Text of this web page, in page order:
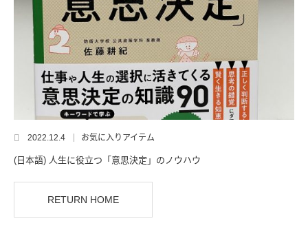
2022.12.4 お気に入りアイテム
(日本語) 人生に役立つ「意思決定」のノウハウ
RETURN HOME